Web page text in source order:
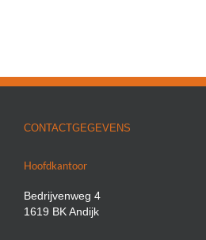
CONTACTGEGEVENS
Hoofdkantoor
Bedrijvenweg 4
1619 BK Andijk